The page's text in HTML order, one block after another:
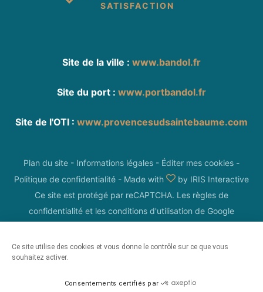
SATISFACTION
Site de la ville : www.bandol.fr
Site du port : www.portbandol.fr
Site de l'OTI : www.provencesudsaintebaume.com
Plan du site - Informations légales - Éditer mes cookies -
Politique de confidentialité - Made with by IRIS Interactive
Ce site est protégé par reCAPTCHA. Les règles de
confidentialité et les conditions d'utilisation de Google
Ce site utilise des cookies et vous donne le contrôle sur ce que vous
souhaitez activer.
Consentements certifiés par